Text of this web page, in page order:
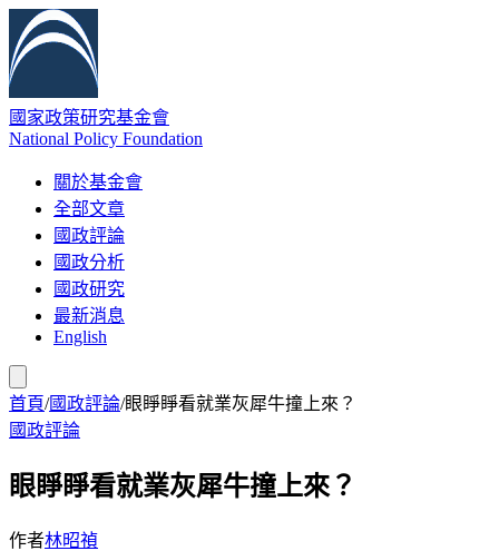
國家政策研究基金會
National Policy Foundation
關於基金會
全部文章
國政評論
國政分析
國政研究
最新消息
English
首頁/國政評論/眼睜睜看就業灰犀牛撞上來？
國政評論
眼睜睜看就業灰犀牛撞上來？
作者林昭禎